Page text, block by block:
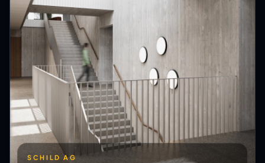
SCHILD AG